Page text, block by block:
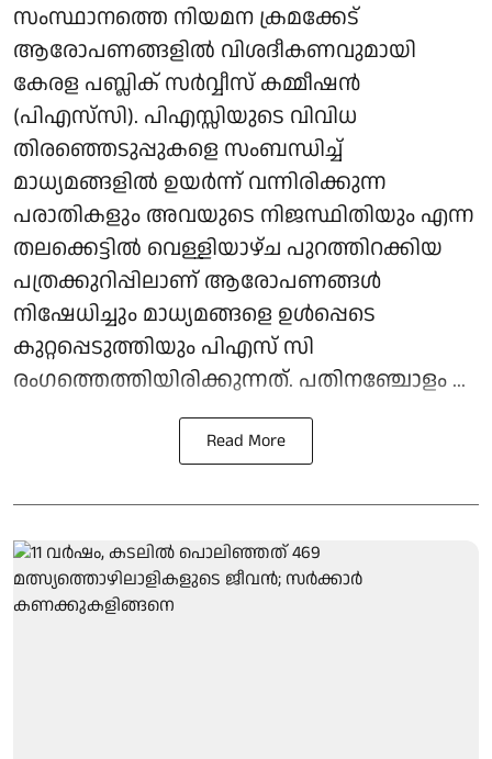
സംസ്ഥാനത്തെ നിയമന ക്രമക്കേട്
ആരോപണങ്ങളില്‍ വിശദീകണവുമായി
കേരള പബ്ലിക് സര്‍വ്വീസ് കമ്മീഷന്‍
(പിഎസ്‌സി). പിഎസ്സിയുടെ വിവിധ
തിരഞ്ഞെടുപ്പുകളെ സംബന്ധിച്ച്
മാധ്യമങ്ങളില്‍ ഉയര്‍ന്ന് വന്നിരിക്കുന്ന
പരാതികളും അവയുടെ നിജസ്ഥിതിയും എന്ന
തലക്കെട്ടില്‍ വെള്ളിയാഴ്ച പുറത്തിറക്കിയ
പത്രക്കുറിപ്പിലാണ് ആരോപണങ്ങള്‍
നിഷേധിച്ചും മാധ്യമങ്ങളെ ഉള്‍പ്പെടെ
കുറ്റപ്പെടുത്തിയും പിഎസ് സി
രംഗത്തെത്തിയിരിക്കുന്നത്. പതിനഞ്ചോളം ...
Read More